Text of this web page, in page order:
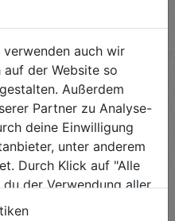
Flower Sprouts mit
ANSEHEN
auch wir
auf der Website so
Außerdem
Partner zu Analyse-
deine Einwilligung
unter anderem
Durch Klick auf "Alle
der Verwendung aller
findest du alle